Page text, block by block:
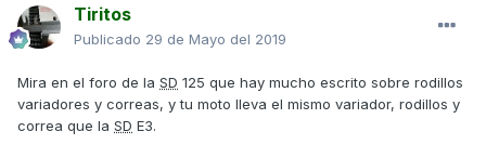
Tiritos
Publicado 29 de Mayo del 2019
Mira en el foro de la SD 125 que hay mucho escrito sobre rodillos
variadores y correas, y tu moto lleva el mismo variador, rodillos y
correa que la SD E3.